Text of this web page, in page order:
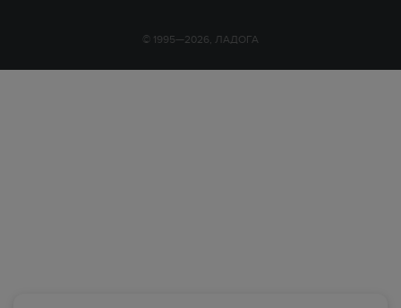
© 1995—2026, ЛАДОГА